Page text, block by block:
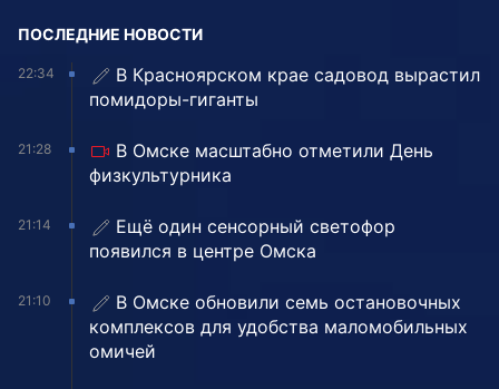
ПОСЛЕДНИЕ НОВОСТИ
22:34
В Красноярском крае садовод вырастил
помидоры-гиганты
21:28
В Омске масштабно отметили День
физкультурника
21:14
Ещё один сенсорный светофор
появился в центре Омска
21:10
В Омске обновили семь остановочных
комплексов для удобства маломобильных
омичей